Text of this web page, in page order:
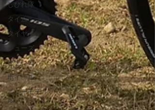
しびれ隊
タイム
タイヤ
シューズ
ピナレロ
ホイール
ニューモデ
ル